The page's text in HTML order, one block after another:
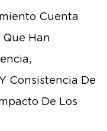
Cuenta
Que Han
Consistencia De
De Los